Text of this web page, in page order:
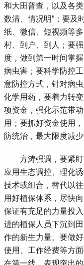
和大田普查，以及各
数清、情况明”；要及
纸、微信、短视频等
村、到户、到人；要
度，做到第一时间掌
病虫害；要科学防控
意防控方式，针对病
化学用药，要着力转
项资金，强化示范带
用；要抓好资金使用
防统治，最大限度减少
方涛强调，要紧盯
应用生态调控、理化
技术或组合，替代以
用好植保体系，尽快
保证有充足的力量投
进的植保人员下沉到
作的新生力量。要做
使用、工作经费等方
在第一线、表现突出